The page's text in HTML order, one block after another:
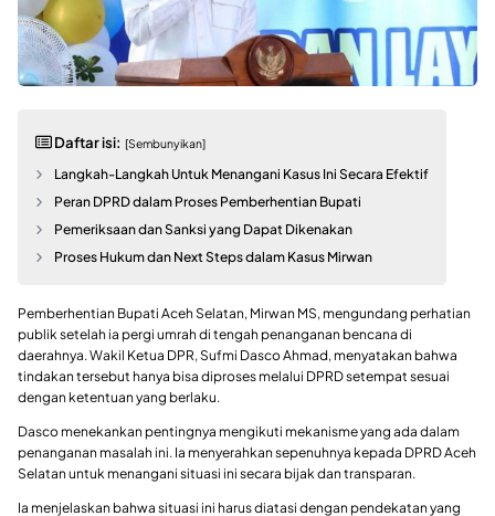
Daftar isi: [Sembunyikan]
Langkah-Langkah Untuk Menangani Kasus Ini Secara Efektif
Peran DPRD dalam Proses Pemberhentian Bupati
Pemeriksaan dan Sanksi yang Dapat Dikenakan
Proses Hukum dan Next Steps dalam Kasus Mirwan
Pemberhentian Bupati Aceh Selatan, Mirwan MS, mengundang perhatian
publik setelah ia pergi umrah di tengah penanganan bencana di
daerahnya. Wakil Ketua DPR, Sufmi Dasco Ahmad, menyatakan bahwa
tindakan tersebut hanya bisa diproses melalui DPRD setempat sesuai
dengan ketentuan yang berlaku.
Dasco menekankan pentingnya mengikuti mekanisme yang ada dalam
penanganan masalah ini. Ia menyerahkan sepenuhnya kepada DPRD Aceh
Selatan untuk menangani situasi ini secara bijak dan transparan.
Ia menjelaskan bahwa situasi ini harus diatasi dengan pendekatan yang